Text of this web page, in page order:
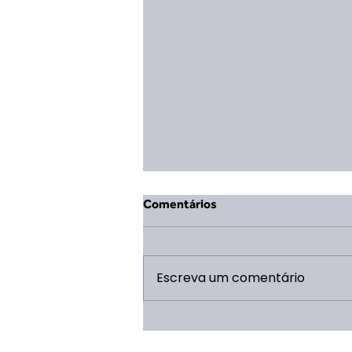
Comentários
Escreva um comentário